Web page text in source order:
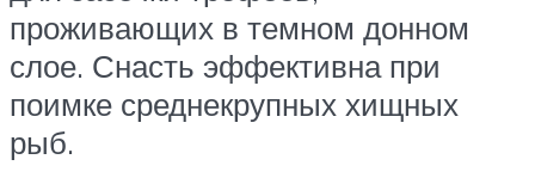
проживающих в темном донном
слое. Снасть эффективна при
поимке среднекрупных хищных
рыб.